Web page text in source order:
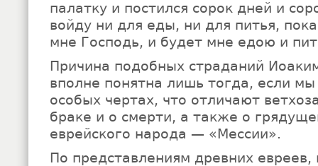
палатку и постился сорок дней и
войду ни для еды, ни для питья,
мне Господь, и будет мне едою и
Причина подобных страданий
вполне понятна лишь тогда, если
особых чертах, что отличают
браке и о смерти, а также о
еврейского народа — «Мессии».
По представлениям древних евреев,